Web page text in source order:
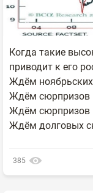
Когда такие
приводит к его
Ждём ноябрьских
Ждём сюрпризов
Ждём сюрпризов
Ждём долговых
385